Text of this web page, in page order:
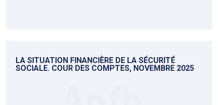
LA SITUATION FINANCIÈRE DE LA SÉCURITÉ
SOCIALE. COUR DES COMPTES, NOVEMBRE 2025